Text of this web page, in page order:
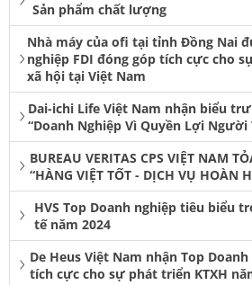
Sản phẩm chất lượng
Nhà máy của ofi tại tỉnh Đồng Nai
nghiệp FDI đóng góp tích cực cho
xã hội tại Việt Nam
Dai-ichi Life Việt Nam nhận biểu
“Doanh Nghiệp Vì Quyền Lợi Người
BUREAU VERITAS CPS VIỆT NAM
“HÀNG VIỆT TỐT - DỊCH VỤ HOÀN
HVS Top Doanh nghiệp tiêu biểu
tế năm 2024
De Heus Việt Nam nhận Top
tích cực cho sự phát triển KTXH